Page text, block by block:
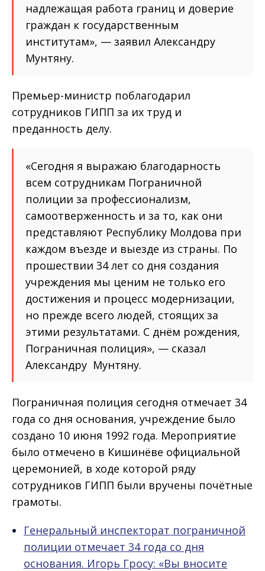
надлежащая работа границ и доверие
граждан к государственным
институтам», — заявил Александру
Мунтяну.
Премьер-министр поблагодарил
сотрудников ГИПП за их труд и
преданность делу.
«Сегодня я выражаю благодарность
всем сотрудникам Пограничной
полиции за профессионализм,
самоотверженность и за то, как они
представляют Республику Молдова при
каждом въезде и выезде из страны. По
прошествии 34 лет со дня создания
учреждения мы ценим не только его
достижения и процесс модернизации,
но прежде всего людей, стоящих за
этими результатами. С днём рождения,
Пограничная полиция», — сказал
Александру Мунтяну.
Пограничная полиция сегодня отмечает 34
года со дня основания, учреждение было
создано 10 июня 1992 года. Мероприятие
было отмечено в Кишинёве официальной
церемонией, в ходе которой ряду
сотрудников ГИПП были вручены почётные
грамоты.
Генеральный инспекторат пограничной
полиции отмечает 34 года со дня
основания. Игорь Гросу: «Вы вносите